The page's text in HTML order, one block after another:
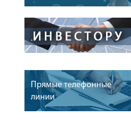
.
Прямые телефонные
линии